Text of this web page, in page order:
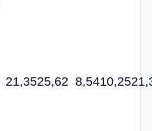
21,3525,62 8,5410,25